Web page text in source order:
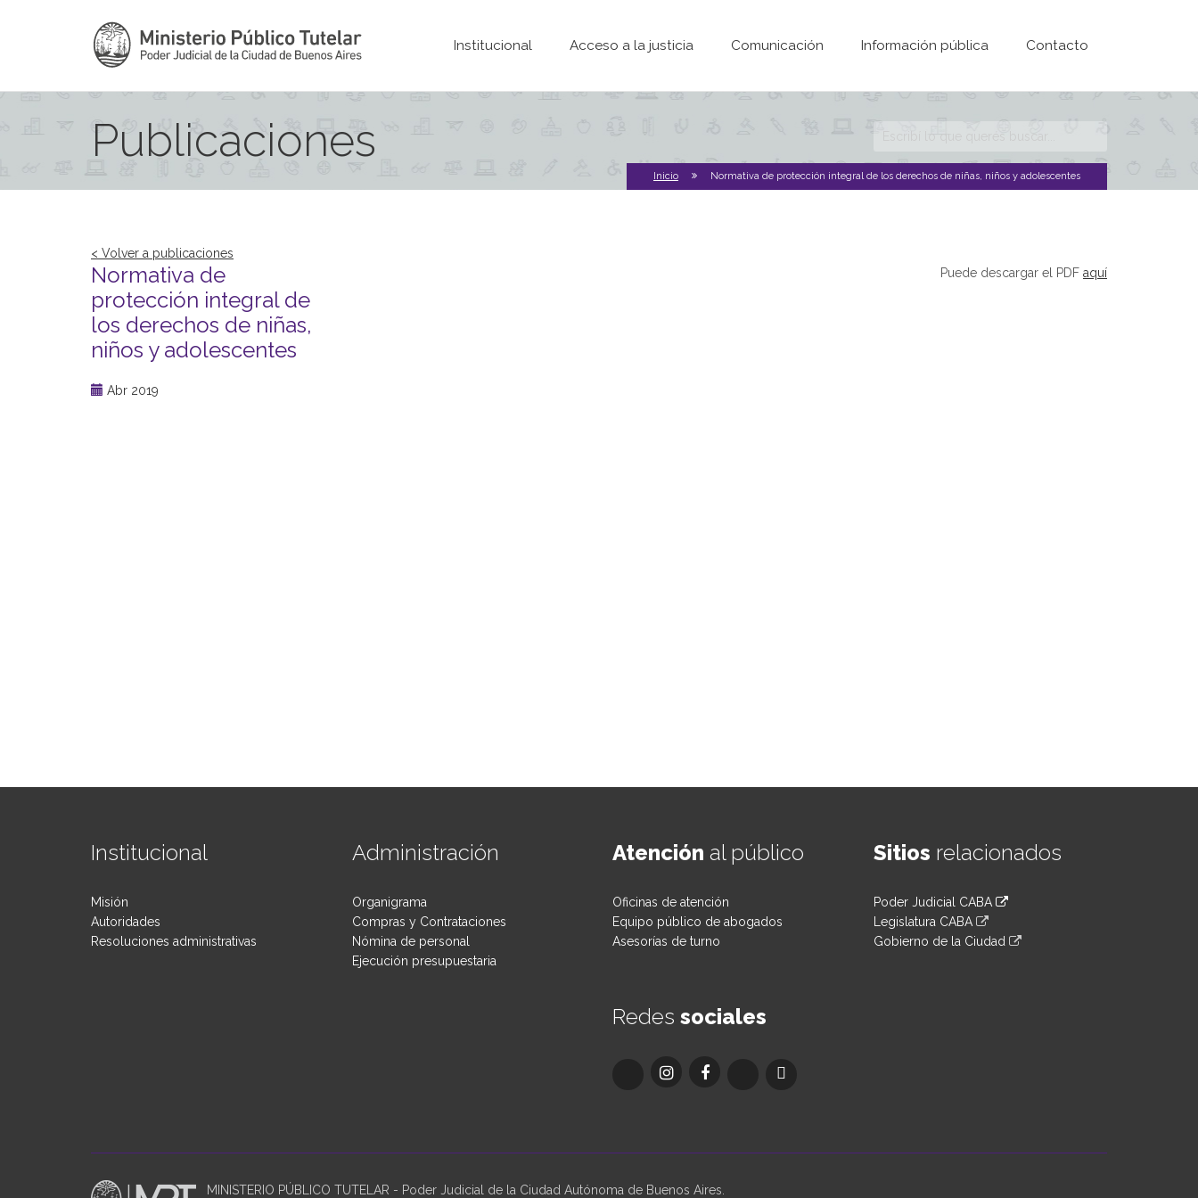
Institucional Acceso a la justicia Comunicación Información pública Contacto
Publicaciones
Formulario de
búsqueda
Inicio Normativa de protección integral de los derechos de niñas, niños y adolescentes
< Volver a publicaciones
Normativa de
protección integral de
los derechos de niñas,
niños y adolescentes
Abr 2019
Puede descargar el PDF aquí
Institucional
Misión
Autoridades
Resoluciones administrativas
Administración
Organigrama
Compras y Contrataciones
Nómina de personal
Ejecución presupuestaria
Atención al público
Oficinas de atención
Equipo público de abogados
Asesorías de turno
Redes sociales
Sitios relacionados
Poder Judicial CABA
Legislatura CABA
Gobierno de la Ciudad
MINISTERIO PÚBLICO TUTELAR - Poder Judicial de la Ciudad Autónoma de Buenos Aires.